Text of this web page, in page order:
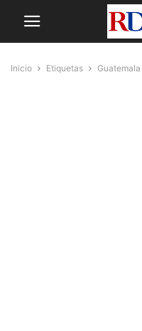
Inicio Etiquetas Guatemala